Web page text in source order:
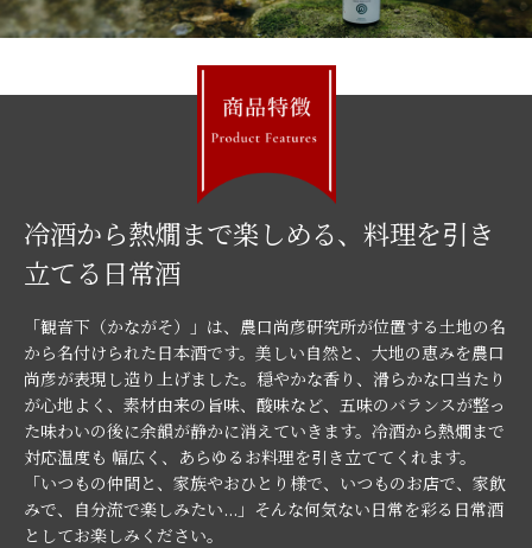
冷酒から熱燗まで楽しめる、料理を引き
立てる日常酒
「観音下（かながそ）」は、農口尚彦研究所が位置する土地の名
から名付けられた日本酒です。美しい自然と、大地の恵みを農口
尚彦が表現し造り上げました。穏やかな香り、滑らかな口当たり
が心地よく、素材由来の旨味、酸味など、五味のバランスが整っ
た味わいの後に余韻が静かに消えていきます。冷酒から熱燗まで
対応温度も 幅広く、あらゆるお料理を引き立ててくれます。
「いつもの仲間と、家族やおひとり様で、いつものお店で、家飲
みで、自分流で楽しみたい...」そんな何気ない日常を彩る日常酒
としてお楽しみください。